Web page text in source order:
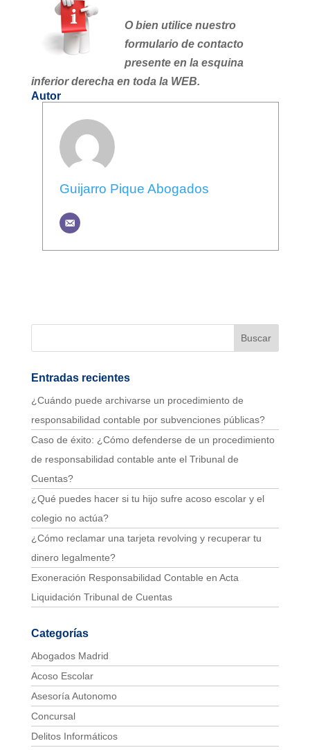
O bien utilice nuestro
formulario de contacto
presente en la esquina
inferior derecha en toda la WEB.
Autor
Guijarro Pique Abogados
Entradas recientes
¿Cuándo puede archivarse un procedimiento de
responsabilidad contable por subvenciones públicas?
Caso de éxito: ¿Cómo defenderse de un procedimiento
de responsabilidad contable ante el Tribunal de
Cuentas?
¿Qué puedes hacer si tu hijo sufre acoso escolar y el
colegio no actúa?
¿Cómo reclamar una tarjeta revolving y recuperar tu
dinero legalmente?
Exoneración Responsabilidad Contable en Acta
Liquidación Tribunal de Cuentas
Categorías
Abogados Madrid
Acoso Escolar
Asesoría Autonomo
Concursal
Delitos Informáticos